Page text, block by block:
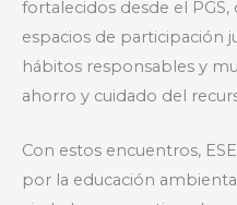
fortalecidos desde el
espacios de participación
hábitos responsables y
ahorro y cuidado del
Con estos encuentros,
por la educación